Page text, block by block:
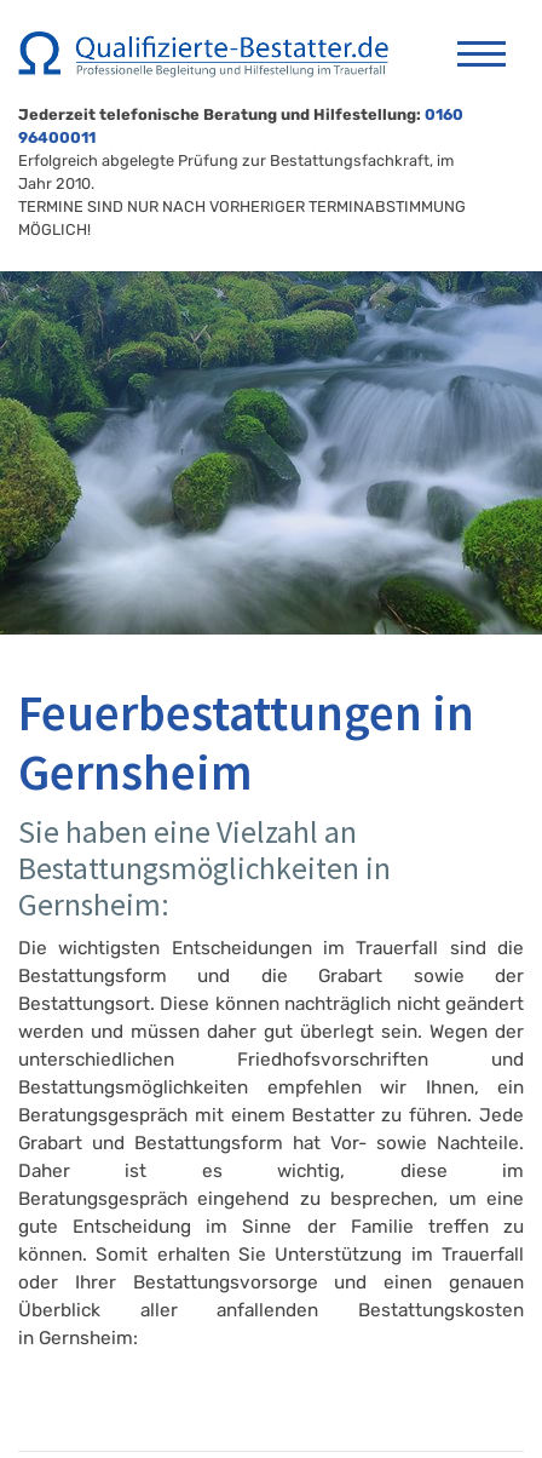
Jederzeit telefonische Beratung und Hilfestellung: 0160
96400011
Erfolgreich abgelegte Prüfung zur Bestattungsfachkraft, im
Jahr 2010.
TERMINE SIND NUR NACH VORHERIGER TERMINABSTIMMUNG
MÖGLICH!
Feuerbestattungen in
Gernsheim
Sie haben eine Vielzahl an
Bestattungsmöglichkeiten in
Gernsheim:
Die wichtigsten Entscheidungen im Trauerfall sind die
Bestattungsform und die Grabart sowie der
Bestattungsort. Diese können nachträglich nicht geändert
werden und müssen daher gut überlegt sein. Wegen der
unterschiedlichen Friedhofsvorschriften und
Bestattungsmöglichkeiten empfehlen wir Ihnen, ein
Beratungsgespräch mit einem Bestatter zu führen. Jede
Grabart und Bestattungsform hat Vor- sowie Nachteile.
Daher ist es wichtig, diese im
Beratungsgespräch eingehend zu besprechen, um eine
gute Entscheidung im Sinne der Familie treffen zu
können. Somit erhalten Sie Unterstützung im Trauerfall
oder Ihrer Bestattungsvorsorge und einen genauen
Überblick aller anfallenden Bestattungskosten
in Gernsheim: